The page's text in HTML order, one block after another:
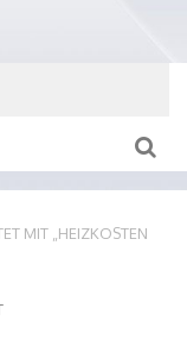
MIT „HEIZKOSTEN